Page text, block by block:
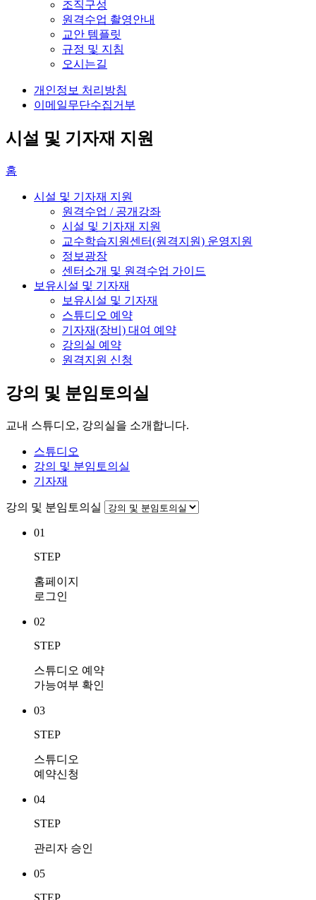
조직구성
원격수업 촬영안내
교안 템플릿
규정 및 지침
오시는길
개인정보 처리방침
이메일무단수집거부
시설 및 기자재 지원
홈
시설 및 기자재 지원
원격수업 / 공개강좌
시설 및 기자재 지원
교수학습지원센터(원격지원) 운영지원
정보광장
센터소개 및 원격수업 가이드
보유시설 및 기자재
보유시설 및 기자재
스튜디오 예약
기자재(장비) 대여 예약
강의실 예약
원격지원 신청
강의 및 분임토의실
교내 스튜디오, 강의실을 소개합니다.
스튜디오
강의 및 분임토의실
기자재
강의 및 분임토의실
01
STEP
홈페이지
로그인
02
STEP
스튜디오 예약
가능여부 확인
03
STEP
스튜디오
예약신청
04
STEP
관리자 승인
05
STEP